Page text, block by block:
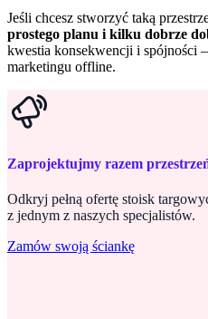
Jeśli chcesz stworzyć taką
prostego planu i kilku dobrze
kwestia konsekwencji i spójności
marketingu offline.
Zaprojektujmy razem
Odkryj pełną ofertę stoisk
z jednym z naszych specjalistów.
Zamów swoją ściankę